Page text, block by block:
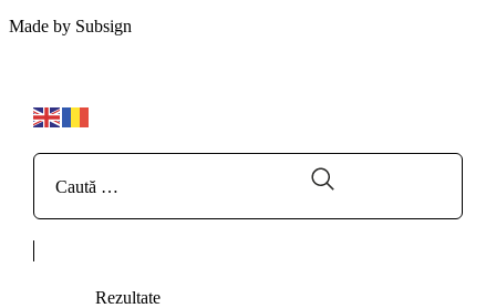
Made by Subsign
…
Rezultate